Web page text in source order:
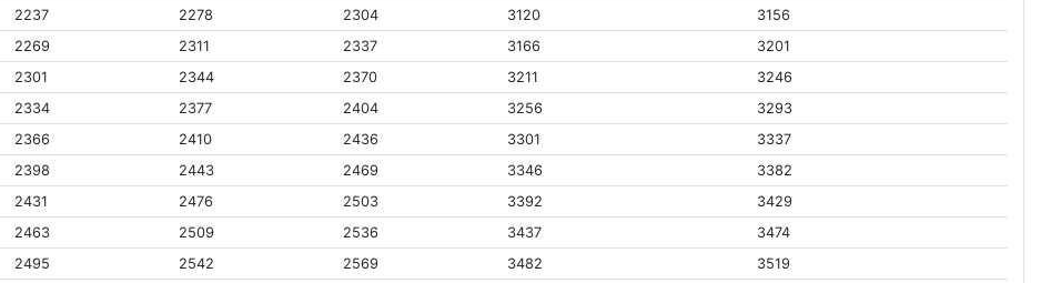
2237 2278 2304 3120
3156
2269 2311 2337 3166
3201
2301 2344 2370 3211
3246
2334 2377 2404 3256
3293
2366 2410 2436 3301
3337
2398 2443 2469 3346
3382
2431 2476 2503 3392
3429
2463 2509 2536 3437
3474
2495 2542 2569 3482
3519